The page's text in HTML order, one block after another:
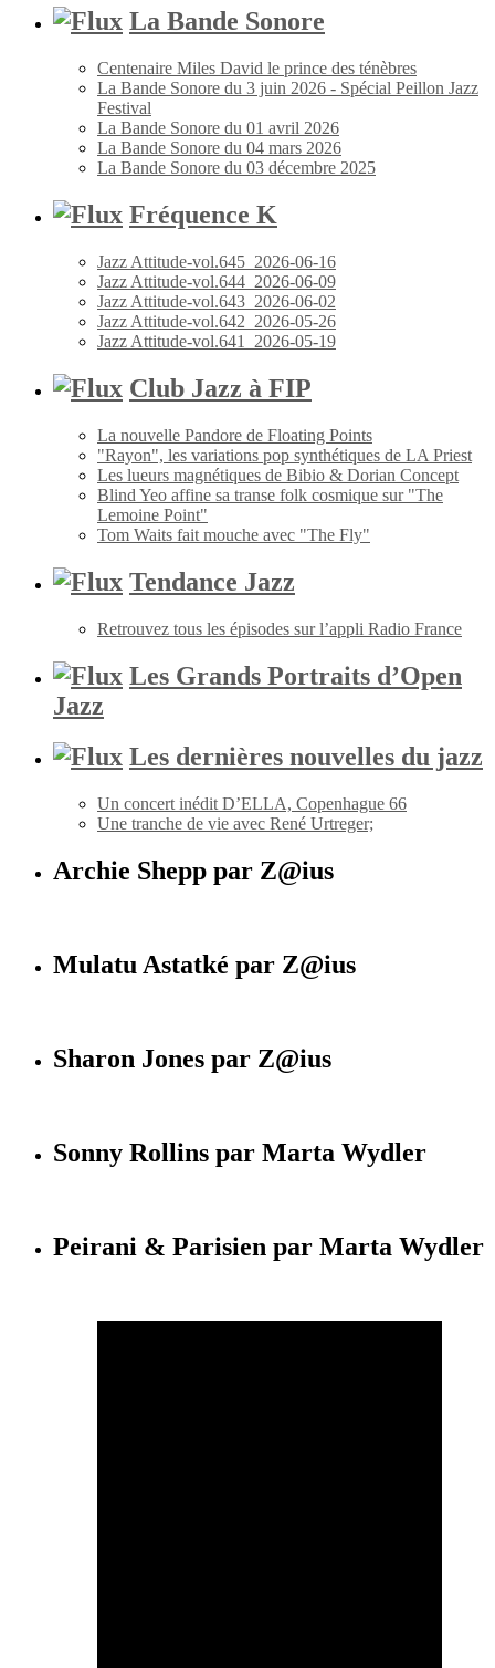
La Bande Sonore
Centenaire Miles David le prince des ténèbres
La Bande Sonore du 3 juin 2026 - Spécial Peillon Jazz
Festival
La Bande Sonore du 01 avril 2026
La Bande Sonore du 04 mars 2026
La Bande Sonore du 03 décembre 2025
Fréquence K
Jazz Attitude-vol.645_2026-06-16
Jazz Attitude-vol.644_2026-06-09
Jazz Attitude-vol.643_2026-06-02
Jazz Attitude-vol.642_2026-05-26
Jazz Attitude-vol.641_2026-05-19
Club Jazz à FIP
La nouvelle Pandore de Floating Points
"Rayon", les variations pop synthétiques de LA Priest
Les lueurs magnétiques de Bibio & Dorian Concept
Blind Yeo affine sa transe folk cosmique sur "The
Lemoine Point"
Tom Waits fait mouche avec "The Fly"
Tendance Jazz
Retrouvez tous les épisodes sur l’appli Radio France
Les Grands Portraits d’Open
Jazz
Les dernières nouvelles du jazz
Un concert inédit D’ELLA, Copenhague 66
Une tranche de vie avec René Urtreger;
Archie Shepp par Z@ius
Mulatu Astatké par Z@ius
Sharon Jones par Z@ius
Sonny Rollins par Marta Wydler
Peirani & Parisien par Marta Wydler